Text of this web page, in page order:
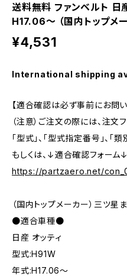
送料無料 ファンベルト 日
H17.06～ （国内トップメ
¥4,531
International shipping
【適合確認は必ず事前にお問い
（注意）ご注文の際には、注文
「型式」、「型式指定番号」、「
もしくは、↓適合確認フォーム
https://partzaero.net/
（国内トップメーカー）三ツ星
●適合車種●
日産 オッティ
型式:H91W
年式:H17.06～